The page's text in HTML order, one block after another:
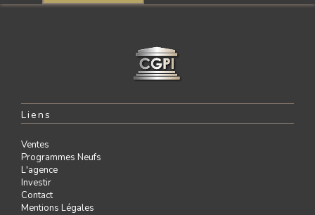
Liens
Ventes
Programmes Neufs
L'agence
Investir
Contact
Mentions Légales